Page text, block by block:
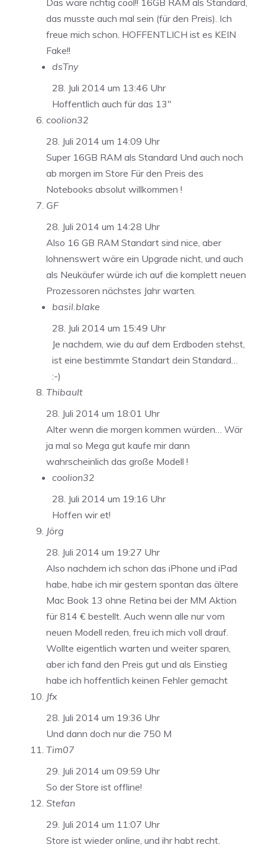
Das wäre richtig cool!! 16GB RAM als Standard,
das musste auch mal sein (für den Preis). Ich
freue mich schon. HOFFENTLICH ist es KEIN
Fake!!
dsTny
28. Juli 2014 um 13:46 Uhr
Hoffentlich auch für das 13″
coolion32
28. Juli 2014 um 14:09 Uhr
Super 16GB RAM als Standard Und auch noch
ab morgen im Store Für den Preis des
Notebooks absolut willkommen !
GF
28. Juli 2014 um 14:28 Uhr
Also 16 GB RAM Standart sind nice, aber
lohnenswert wäre ein Upgrade nicht, und auch
als Neukäufer würde ich auf die komplett neuen
Prozessoren nächstes Jahr warten.
basil.blake
28. Juli 2014 um 15:49 Uhr
Je nachdem, wie du auf dem Erdboden stehst,
ist eine bestimmte Standart dein Standard…
:-)
Thibault
28. Juli 2014 um 18:01 Uhr
Alter wenn die morgen kommen würden… Wär
ja mal so Mega gut kaufe mir dann
wahrscheinlich das große Modell !
coolion32
28. Juli 2014 um 19:16 Uhr
Hoffen wir et!
Jörg
28. Juli 2014 um 19:27 Uhr
Also nachdem ich schon das iPhone und iPad
habe, habe ich mir gestern spontan das ältere
Mac Book 13 ohne Retina bei der MM Aktion
für 814 € bestellt. Auch wenn alle nur vom
neuen Modell reden, freu ich mich voll drauf.
Wollte eigentlich warten und weiter sparen,
aber ich fand den Preis gut und als Einstieg
habe ich hoffentlich keinen Fehler gemacht
Jfx
28. Juli 2014 um 19:36 Uhr
Und dann doch nur die 750 M
Tim07
29. Juli 2014 um 09:59 Uhr
So der Store ist offline!
Stefan
29. Juli 2014 um 11:07 Uhr
Store ist wieder online, und ihr habt recht.